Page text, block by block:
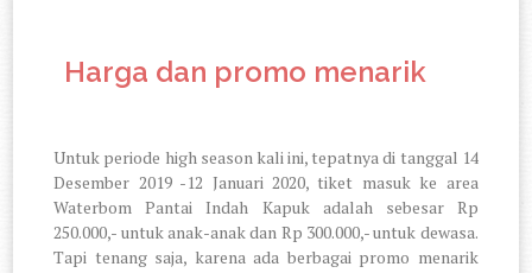
Harga dan promo menarik
Untuk periode high season kali ini, tepatnya di tanggal 14
Desember 2019 -12 Januari 2020, tiket masuk ke area
Waterbom Pantai Indah Kapuk adalah sebesar Rp
250.000,- untuk anak-anak dan Rp 300.000,- untuk dewasa.
Tapi tenang saja, karena ada berbagai promo menarik